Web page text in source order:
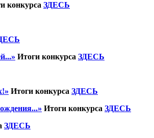
конкурса ЗДЕСЬ
Итоги конкурса ЗДЕСЬ
Итоги конкурса ЗДЕСЬ
Итоги конкурса ЗДЕСЬ
ЗДЕСЬ